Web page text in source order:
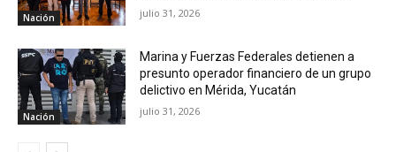
Nación julio 31, 2026
Nación
Marina y Fuerzas Federales detienen a
presunto operador financiero de un grupo
delictivo en Mérida, Yucatán
julio 31, 2026